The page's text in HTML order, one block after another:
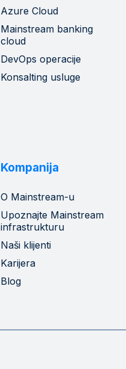
Azure Cloud
Mainstream banking
cloud
DevOps operacije
Konsalting usluge
Kompanija
O Mainstream-u
Upoznajte Mainstream
infrastrukturu
Naši klijenti
Karijera
Blog